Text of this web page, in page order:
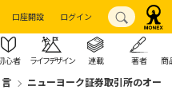
口座開設 ログイン
心者 ライフデザイン 連載 著者 商
ニューヨーク証券取引所のオー